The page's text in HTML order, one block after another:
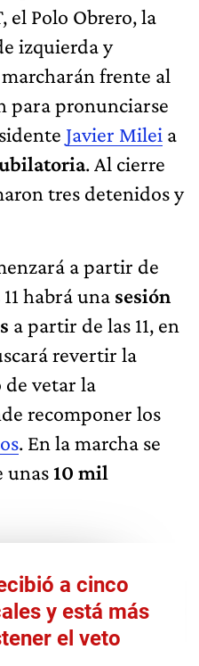
el Polo Obrero, la
izquierda y
frente al
para pronunciarse
Javier Milei a
. Al cierre
tres detenidos y
a partir de
habrá una sesión
a partir de las 11, en
revertir la
de vetar la
recomponer los
. En la marcha se
unas10 mil
a cinco
y está más
el veto